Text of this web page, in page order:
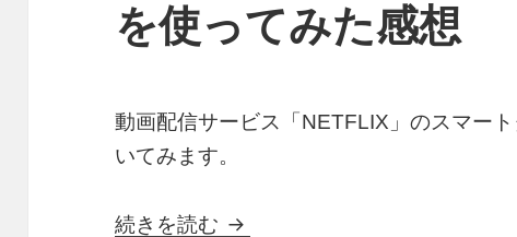
を使ってみた感想
動画配信サービス「NETFLIX」のスマー
いてみます。
続きを読む NETFLIXのスマートダウンロ